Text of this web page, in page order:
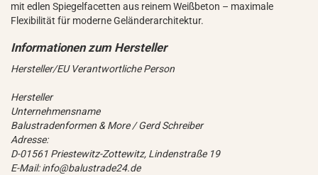
mit edlen Spiegelfacetten aus reinem Weißbeton – maximale
Flexibilität für moderne Geländerarchitektur.
Hersteller/EU Verantwortliche Person
Hersteller
Unternehmensname
Balustradenformen & More / Gerd Schreiber
Adresse:
D-01561 Priestewitz-Zottewitz, Lindenstraße 19
E-Mail: info@balustrade24.de